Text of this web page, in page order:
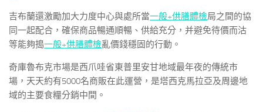
吉布蘭還激勵加大力度中心與處所當一般+供膳體檢局之間的協
同一起配合，確保商品暢通順暢、供給充分，并避免待價而沽
等能夠搗一般+供膳體檢亂價錢穩固的行動。
奇庫魯布克市場是西爪哇省東普里安甘地域最年夜的傳統市
場，天天約有5000名商販在此運營，是塔西克馬拉亞及周邊地
域的主要食糧分銷中間。